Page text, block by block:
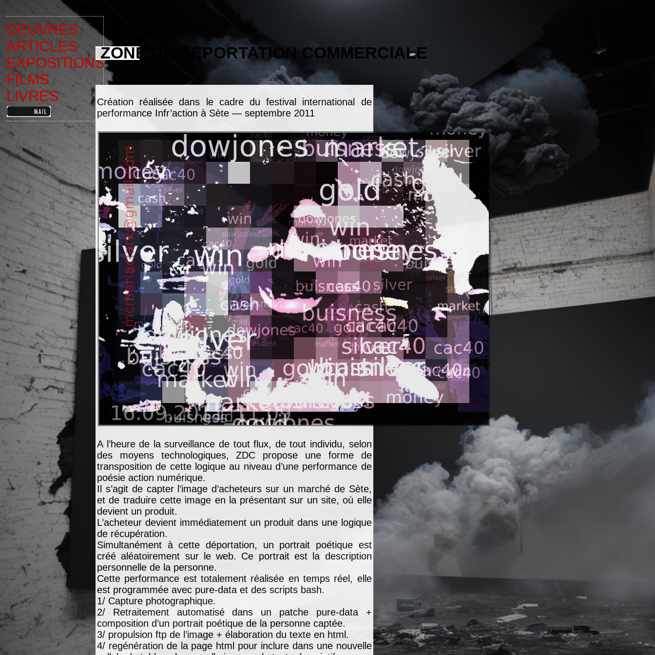
OEUVRES
ARTICLES
EXPOSITIONS
FILMS
LIVRES
ZONE DE DEPORTATION COMMERCIALE
Création réalisée dans le cadre du festival international de
performance Infr’action à Sète — septembre 2011
A l’heure de la surveillance de tout flux, de tout individu, selon
des moyens technologiques, ZDC propose une forme de
transposition de cette logique au niveau d’une performance de
poésie action numérique.
Il s’agit de capter l’image d’acheteurs sur un marché de Sète,
et de traduire cette image en la présentant sur un site, où elle
devient un produit.
L’acheteur devient immédiatement un produit dans une logique
de récupération.
Simultanément à cette déportation, un portrait poétique est
créé aléatoirement sur le web. Ce portrait est la description
personnelle de la personne.
Cette performance est totalement réalisée en temps réel, elle
est programmée avec pure-data et des scripts bash.
1/ Capture photographique.
2/ Retraitement automatisé dans un patche pure-data +
composition d’un portrait poétique de la personne captée.
3/ propulsion ftp de l’image + élaboration du texte en html.
4/ regénération de la page html pour inclure dans une nouvelle